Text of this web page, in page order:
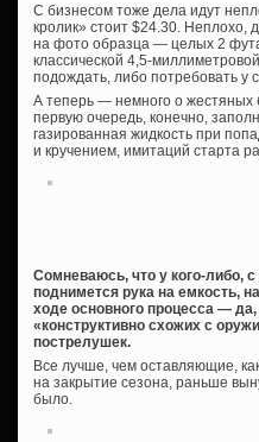
С бизнесом тоже дела идут
кролик» стоит $24.30. Неплохо,
на фото образца — целых 2 фута
классической 4,5-
подождать, либо потребовать у
А теперь — немного о жестяных
первую очередь, конечно,
газированная жидкость при
и кручением, имитаций старта
Сомневаюсь, что у кого-либо,
поднимется рука на емкость,
ходе основного процесса —
«конструктивно схожих с
пострелушек.
Все лучше, чем оставляющие,
на закрытие сезона, раньше
было.